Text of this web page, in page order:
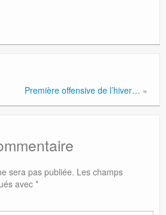
Première offensive de l’hiver… »
sera pas publiée. Les champs
avec *